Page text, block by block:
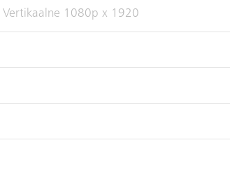
1080p x 1920